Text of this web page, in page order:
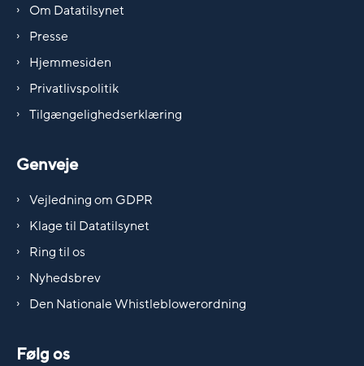
Om Datatilsynet
Presse
Hjemmesiden
Privatlivspolitik
Tilgængelighedserklæring
Genveje
Vejledning om GDPR
Klage til Datatilsynet
Ring til os
Nyhedsbrev
Den Nationale Whistleblowerordning
Følg os